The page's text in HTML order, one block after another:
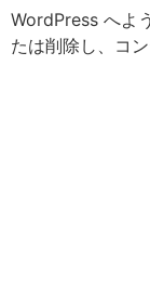
WordPress へよ
たは削除し、コ